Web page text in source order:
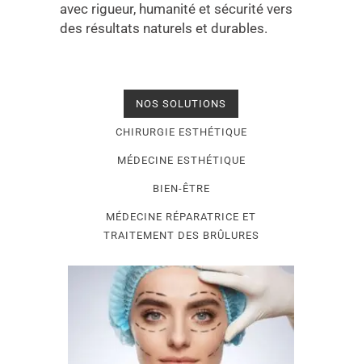
avec rigueur, humanité et sécurité vers
des résultats naturels et durables.
NOS SOLUTIONS
CHIRURGIE ESTHÉTIQUE
MÉDECINE ESTHÉTIQUE
BIEN-ÊTRE
MÉDECINE RÉPARATRICE ET
TRAITEMENT DES BRÛLURES